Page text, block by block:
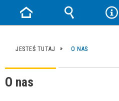
JESTEŚ TUTAJ O NAS
O nas
Strona
główna